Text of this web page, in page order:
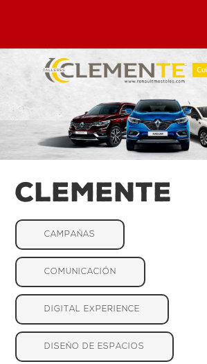
Clemente
CAMPAÑAS
COMUNICACIÓN
DIGITAL EXPERIENCE
DISEÑO DE ESPACIOS